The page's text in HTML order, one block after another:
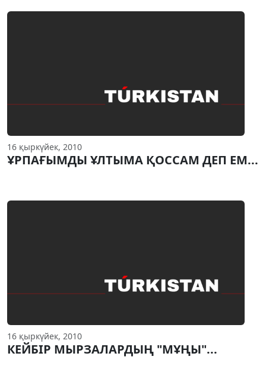
16 қыркүйек, 2010
ҰРПАҒЫМДЫ ҰЛТЫМА ҚОССАМ ДЕП ЕМ...
16 қыркүйек, 2010
КЕЙБIР МЫРЗАЛАРДЫҢ "МҰҢЫ"...